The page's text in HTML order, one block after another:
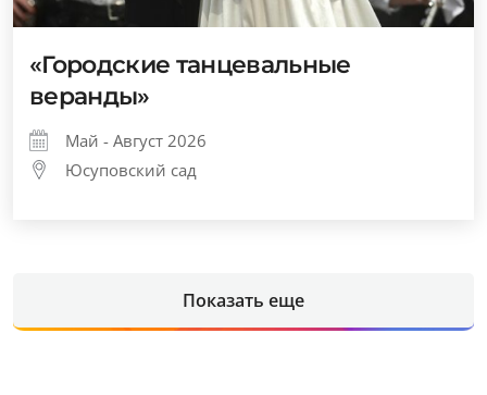
«Городские танцевальные
веранды»
Май - Август 2026
Юсуповский сад
Показать еще